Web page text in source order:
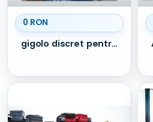
0 RON
gigolo discret pentru parteneră Cta